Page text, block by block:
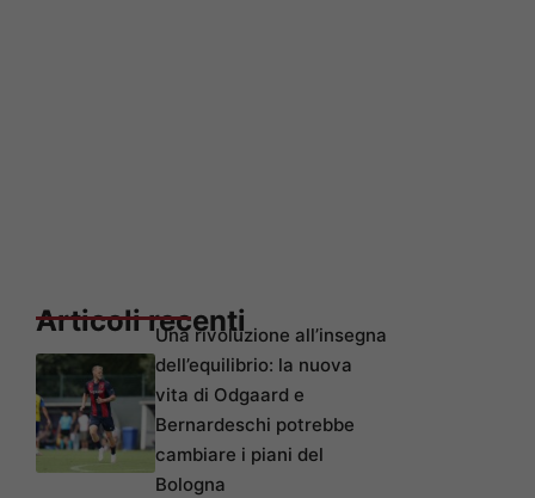
Articoli recentiUna rivoluzione all’insegna
dell’equilibrio: la nuova
vita di Odgaard e
Bernardeschi potrebbe
cambiare i piani del
Bologna